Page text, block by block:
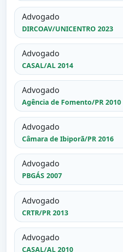
Advogado
DIRCOAV/UNICENTRO 2023
Advogado
CASAL/AL 2014
Advogado
Agência de Fomento/PR 2010
Advogado
Câmara de Ibiporã/PR 2016
Advogado
PBGÁS 2007
Advogado
CRTR/PR 2013
Advogado
CASAL/AL 2010